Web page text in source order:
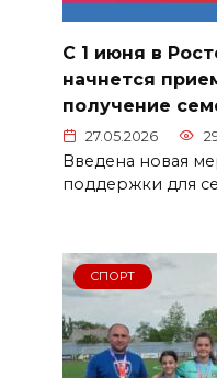
С 1 июня в
начнется
получение
27.05.2026
Введена новая
поддержки для
СПОРТ